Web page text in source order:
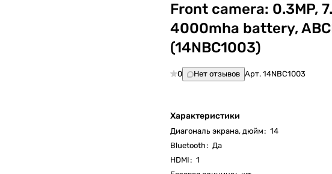
Front camera: 0.3MP,
4000mha battery,
(14NBC1003)
0 Нет отзывов Арт.14NBC1003
Характеристики
Диагональ экрана, дюйм: 14
Bluetooth: Да
HDMI: 1